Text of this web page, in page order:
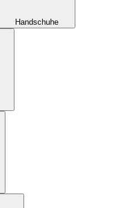
Handschuhe